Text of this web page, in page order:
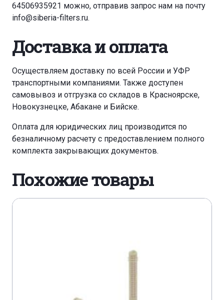
64506935921 можно, отправив запрос нам на почту
info@siberia-filters.ru.
Доставка и оплата
Осуществляем доставку по всей России и УФР
транспортными компаниями. Также доступен
самовывоз и отгрузка со складов в Красноярске,
Новокузнецке, Абакане и Бийске.
Оплата для юридических лиц производится по
безналичному расчету с предоставлением полного
комплекта закрывающих документов.
Похожие товары